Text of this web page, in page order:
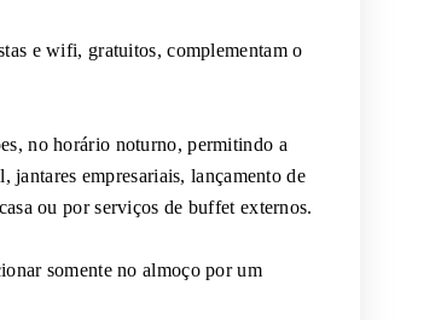
e wifi, gratuitos, complementam o
no horário noturno, permitindo a
jantares empresariais, lançamento de
ou por serviços de buffet externos.
somente no almoço por um